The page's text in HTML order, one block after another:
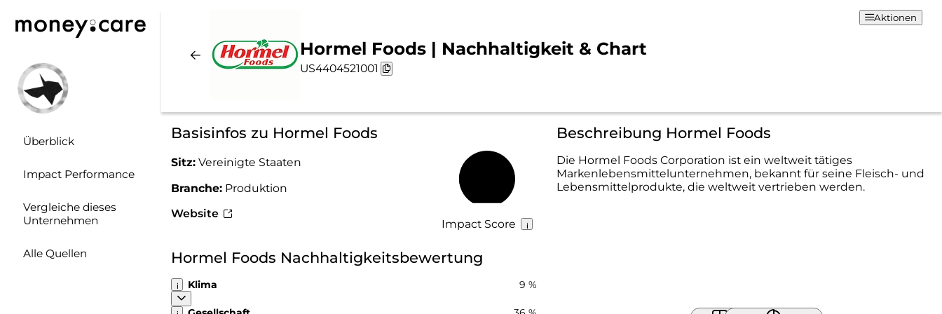
Überblick
Impact Performance
Vergleiche dieses
Unternehmen
Alle Quellen
Hormel Foods | Nachhaltigkeit & Chart
US4404521001
Aktionen
Basisinfos zu Hormel Foods
Sitz: Vereinigte Staaten
Branche: Produktion
Website
Impact Score
Beschreibung Hormel Foods
Die Hormel Foods Corporation ist ein weltweit tätiges
Markenlebensmittelunternehmen, bekannt für seine Fleisch- und
Lebensmittelprodukte, die weltweit vertrieben werden.
Hormel Foods Nachhaltigkeitsbewertung
Klima 9 %